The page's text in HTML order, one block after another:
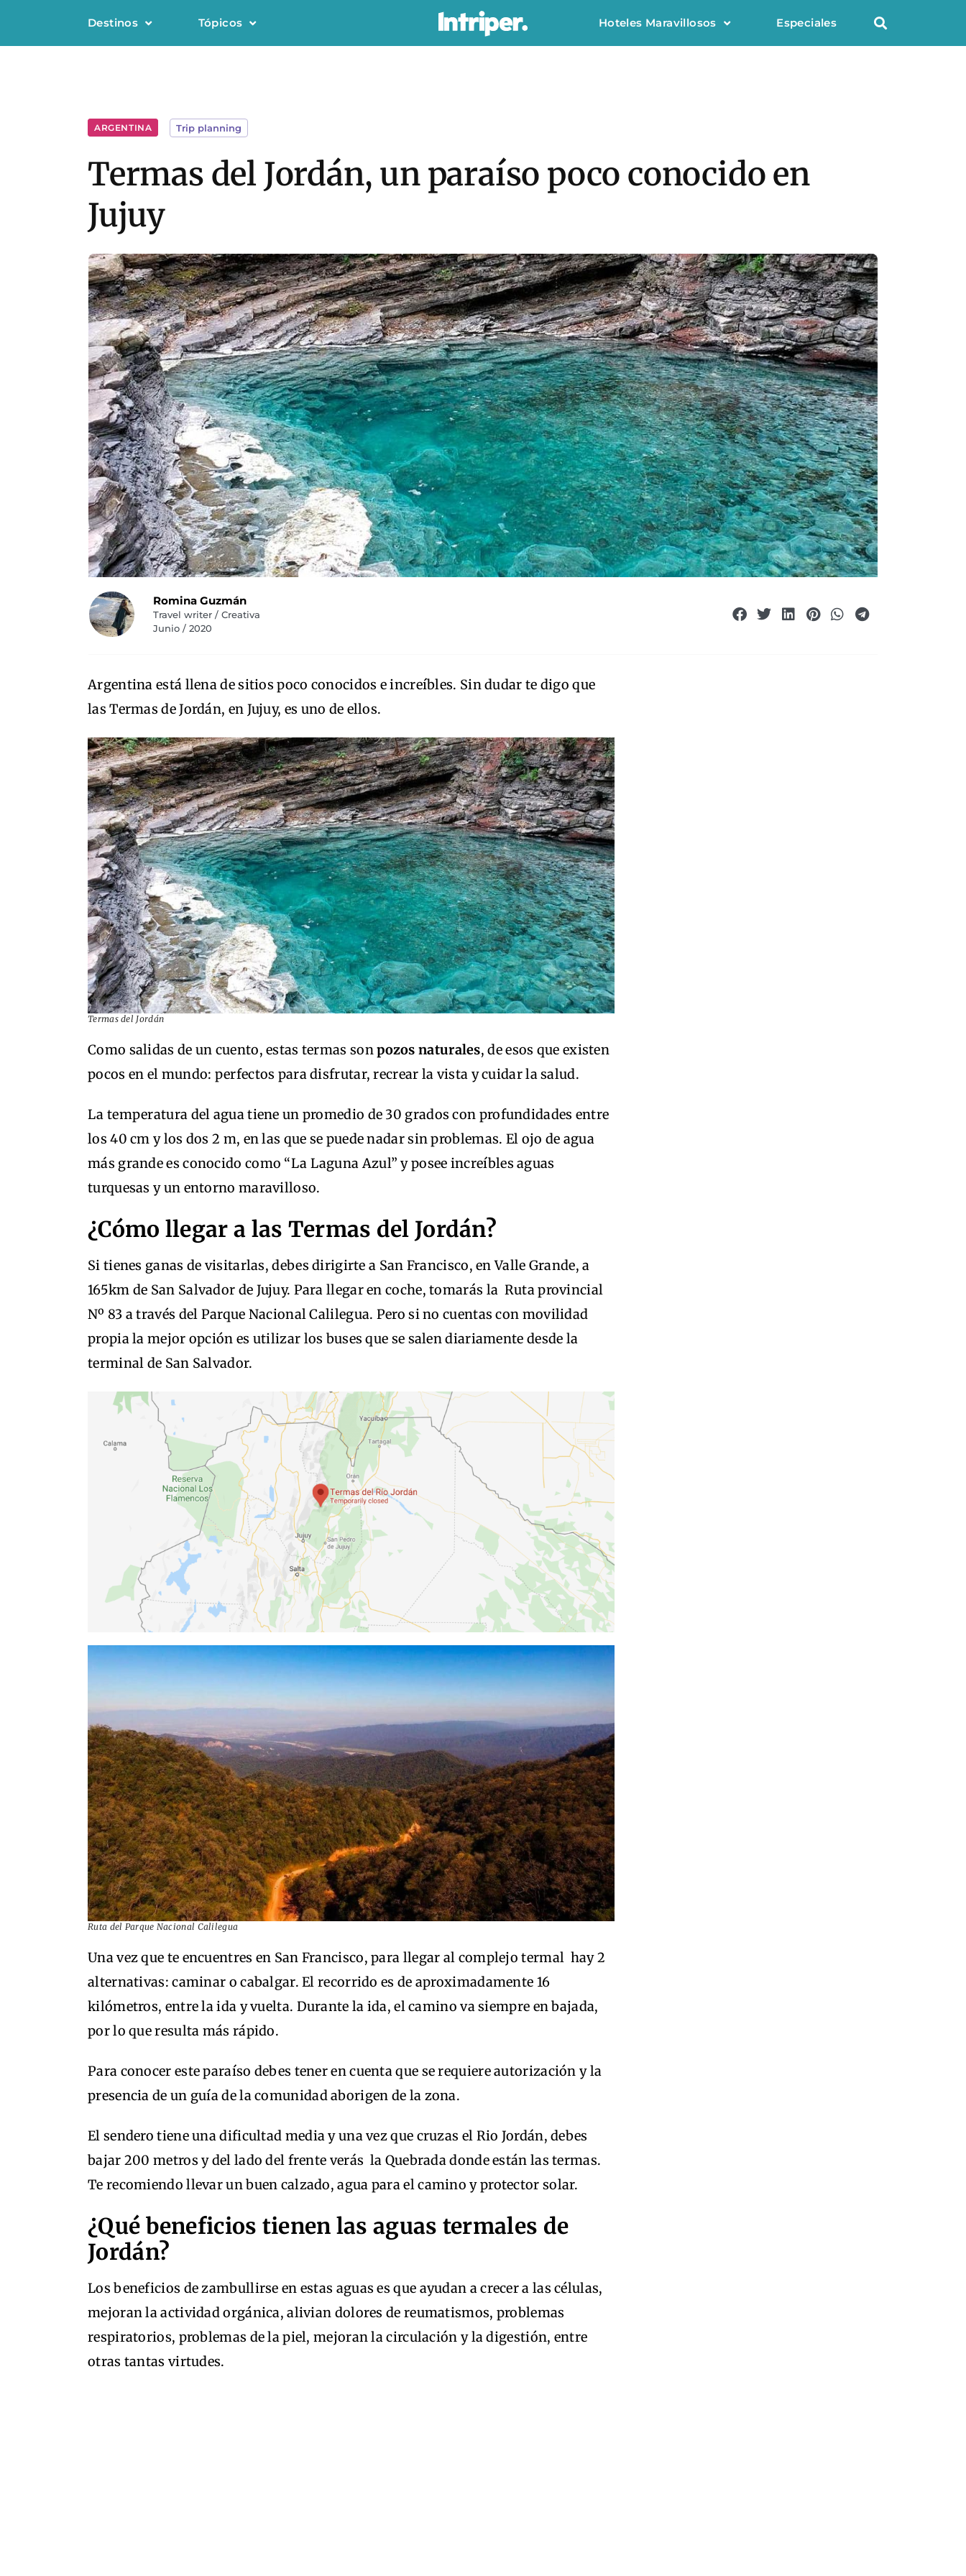
Destinos Tópicos Hoteles Maravillosos Especiales
ARGENTINA Trip planning
Termas del Jordán, un paraíso poco conocido en
Jujuy
Romina Guzmán
Travel writer / Creativa
Junio / 2020
Argentina está llena de sitios poco conocidos e increíbles. Sin dudar te digo que
las Termas de Jordán, en Jujuy, es uno de ellos.
Termas del Jordán
Como salidas de un cuento, estas termas sonpozos naturales, de esos que existen
pocos en el mundo: perfectos para disfrutar, recrear la vista y cuidar la salud.
La temperatura del agua tiene un promedio de 30 grados con profundidades entre
los 40 cm y los dos 2 m, en las que se puede nadar sin problemas. El ojo de agua
más grande es conocido como “La Laguna Azul” y posee increíbles aguas
turquesas y un entorno maravilloso.
¿Cómo llegar a las Termas del Jordán?
Si tienes ganas de visitarlas, debes dirigirte a San Francisco, en Valle Grande, a
165km de San Salvador de Jujuy. Para llegar en coche, tomarás la Ruta provincial
Nº 83 a través del Parque Nacional Calilegua. Pero si no cuentas con movilidad
propia la mejor opción es utilizar los buses que se salen diariamente desde la
terminal de San Salvador.
Ruta del Parque Nacional Calilegua
Una vez que te encuentres en San Francisco, para llegar al complejo termal hay 2
alternativas: caminar o cabalgar. El recorrido es de aproximadamente 16
kilómetros, entre la ida y vuelta. Durante la ida, el camino va siempre en bajada,
por lo que resulta más rápido.
Para conocer este paraíso debes tener en cuenta que se requiere autorización y la
presencia de un guía de la comunidad aborigen de la zona.
El sendero tiene una dificultad media y una vez que cruzas el Rio Jordán, debes
bajar 200 metros y del lado del frente verás la Quebrada donde están las termas.
Te recomiendo llevar un buen calzado, agua para el camino y protector solar.
¿Qué beneficios tienen las aguas termales de
Jordán?
Los beneficios de zambullirse en estas aguas es que ayudan a crecer a las células,
mejoran la actividad orgánica, alivian dolores de reumatismos, problemas
respiratorios, problemas de la piel, mejoran la circulación y la digestión, entre
otras tantas virtudes.